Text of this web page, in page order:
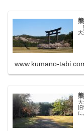
大
www.kumano-
大
に